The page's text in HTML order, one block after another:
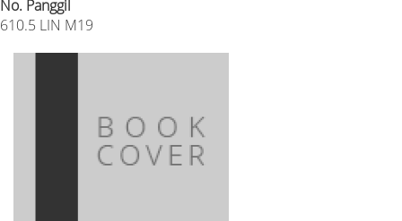
No. Panggil
610.5 LIN M19